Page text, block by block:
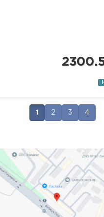
1 2 3 4